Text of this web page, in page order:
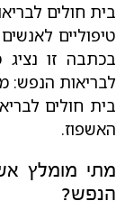
בית חולים
טיפוליים
בכתבה זו
לבריאות הנפש:
בית חולים
האשפוז.
מתי מומלץ
הנפש?